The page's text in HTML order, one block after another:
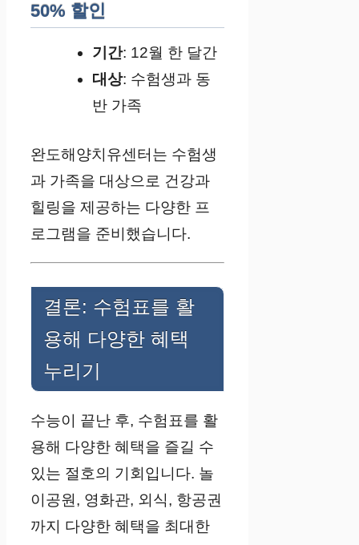
50% 할인
기간: 12월 한 달간
대상: 수험생과 동
반 가족
완도해양치유센터는 수험생
과 가족을 대상으로 건강과
힐링을 제공하는 다양한 프
로그램을 준비했습니다.
결론: 수험표를 활
용해 다양한 혜택
누리기
수능이 끝난 후, 수험표를 활
용해 다양한 혜택을 즐길 수
있는 절호의 기회입니다. 놀
이공원, 영화관, 외식, 항공권
까지 다양한 혜택을 최대한